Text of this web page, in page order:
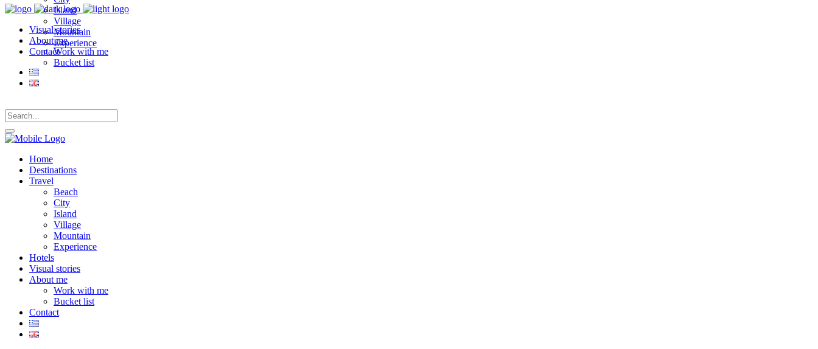
Island
Village
Mountain
Experience
Visual stories
About me
Work with me
Bucket list
Contact
Home
Destinations
Travel
Beach
City
Island
Village
Mountain
Experience
Hotels
Visual stories
About me
Work with me
Bucket list
Contact